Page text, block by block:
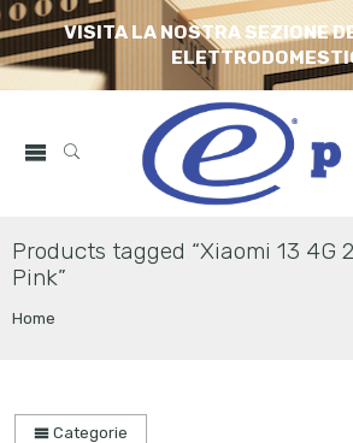
VISITA LA NOSTRA SEZIONE
Products tagged “Xiaomi 13 4G
Pink”
Home
Categorie